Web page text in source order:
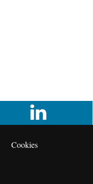
Cookies